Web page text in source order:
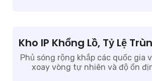
Kho IP Khổng Lồ, Tỷ Lệ
Phủ sóng rộng khắp các quốc gia
xoay vòng tự nhiên và độ ổn